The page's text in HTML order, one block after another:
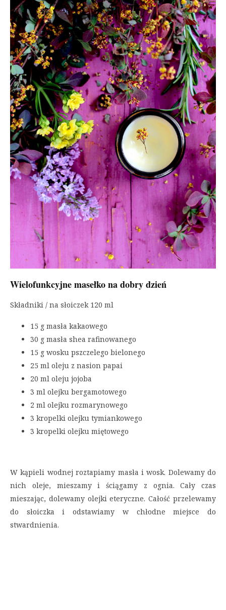
Wielofunkcyjne masełko na dobry dzień
Składniki / na słoiczek 120 ml
15 g masła kakaowego
30 g masła shea rafinowanego
15 g wosku pszczelego bielonego
25 ml oleju z nasion papai
20 ml oleju jojoba
3 ml olejku bergamotowego
2 ml olejku rozmarynowego
3 kropelki olejku tymiankowego
3 kropelki olejku miętowego
W kąpieli wodnej roztapiamy masła i wosk. Dolewamy do
nich oleje, mieszamy i ściągamy z ognia. Cały czas
mieszając, dolewamy olejki eteryczne. Całość przelewamy
do słoiczka i odstawiamy w chłodne miejsce do
stwardnienia.